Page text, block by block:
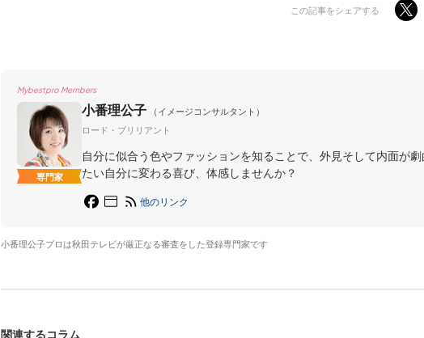
この記事をシェアする
Mybestpro Members
専門家
小番理公子
（イメージコンサルタント）
ロード・ブリリアント
自分に似合う色やファッションを知ることで、外見そして内面が
たい自分に変わる喜び、体感しませんか？
他のリンク
小番理公子プロは秋田テレビが厳正なる審査をした登録専門家です
関連するコラム